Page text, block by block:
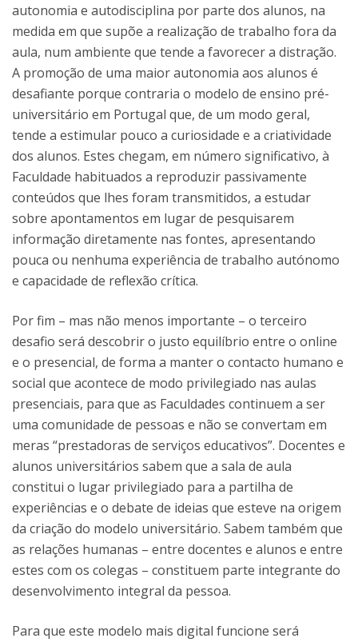
autonomia e autodisciplina por parte dos alunos, na
medida em que supõe a realização de trabalho fora da
aula, num ambiente que tende a favorecer a distração.
A promoção de uma maior autonomia aos alunos é
desafiante porque contraria o modelo de ensino pré-
universitário em Portugal que, de um modo geral,
tende a estimular pouco a curiosidade e a criatividade
dos alunos. Estes chegam, em número significativo, à
Faculdade habituados a reproduzir passivamente
conteúdos que lhes foram transmitidos, a estudar
sobre apontamentos em lugar de pesquisarem
informação diretamente nas fontes, apresentando
pouca ou nenhuma experiência de trabalho autónomo
e capacidade de reflexão crítica.
Por fim – mas não menos importante – o terceiro
desafio será descobrir o justo equilíbrio entre o online
e o presencial, de forma a manter o contacto humano e
social que acontece de modo privilegiado nas aulas
presenciais, para que as Faculdades continuem a ser
uma comunidade de pessoas e não se convertam em
meras “prestadoras de serviços educativos”. Docentes e
alunos universitários sabem que a sala de aula
constitui o lugar privilegiado para a partilha de
experiências e o debate de ideias que esteve na origem
da criação do modelo universitário. Sabem também que
as relações humanas – entre docentes e alunos e entre
estes com os colegas – constituem parte integrante do
desenvolvimento integral da pessoa.
Para que este modelo mais digital funcione será